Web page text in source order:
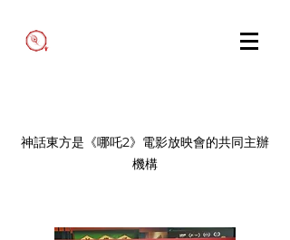
神話東方是《哪吒2》電影放映會的共同主辦
機構